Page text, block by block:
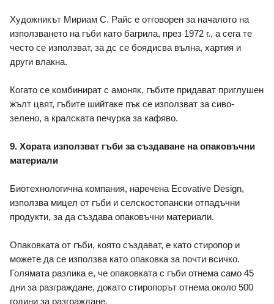
Художникът Мириам С. Райс е отговорен за началото на
използването на гъби като багрила, през 1972 г., а сега те
често се използват, за дс се боядисва вълна, хартия и
други влакна.
Когато се комбинират с амоняк, гъбите придават приглушен
жълт цвят, гъбите шийтаке пък се използват за сиво-
зелено, а кралската печурка за кафяво.
9. Хората използват гъби за създаване на опаковъчни
материали
Биотехнологична компания, наречена Ecovative Design,
използва мицел от гъби и селскостопански отпадъчни
продукти, за да създава опаковъчни материали.
Опаковката от гъби, която създават, е като стиропор и
можете да се използва като опаковка за почти всичко.
Голямата разлика е, че опаковката с гъби отнема само 45
дни за разграждане, докато стиропорът отнема около 500
години за разграждане.